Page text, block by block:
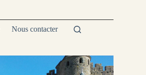
Nous contacter